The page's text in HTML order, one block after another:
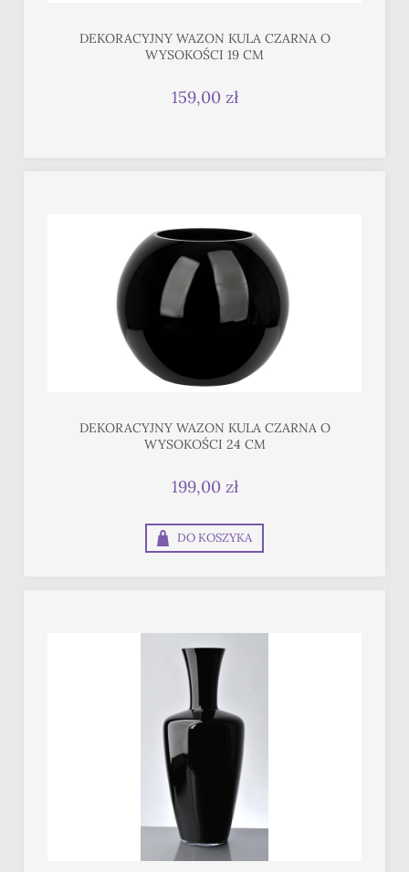
DEKORACYJNY WAZON KULA CZARNA O
WYSOKOŚCI 19 CM
159,00 zł
DEKORACYJNY WAZON KULA CZARNA O
WYSOKOŚCI 24 CM
199,00 zł
DO KOSZYKA